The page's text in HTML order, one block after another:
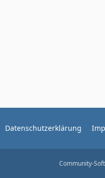
Datenschutzerklärung
Community-